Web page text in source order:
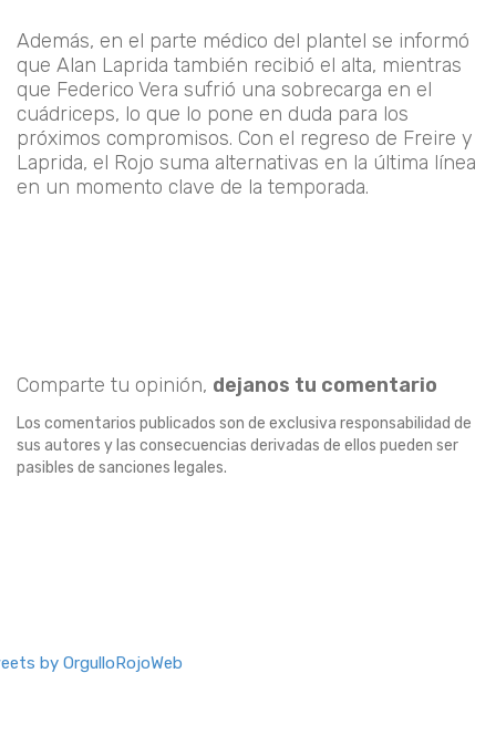
Además, en el parte médico del plantel se informó
que Alan Laprida también recibió el alta, mientras
que Federico Vera sufrió una sobrecarga en el
cuádriceps, lo que lo pone en duda para los
próximos compromisos. Con el regreso de Freire y
Laprida, el Rojo suma alternativas en la última línea
en un momento clave de la temporada.
Comparte tu opinión, dejanos tu comentario
Los comentarios publicados son de exclusiva responsabilidad de
sus autores y las consecuencias derivadas de ellos pueden ser
pasibles de sanciones legales.
by OrgulloRojoWeb